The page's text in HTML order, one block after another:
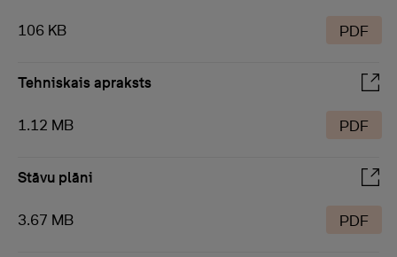
106 KB PDF
Tehniskais apraksts
1.12 MB PDF
Stāvu plāni
3.67 MB PDF